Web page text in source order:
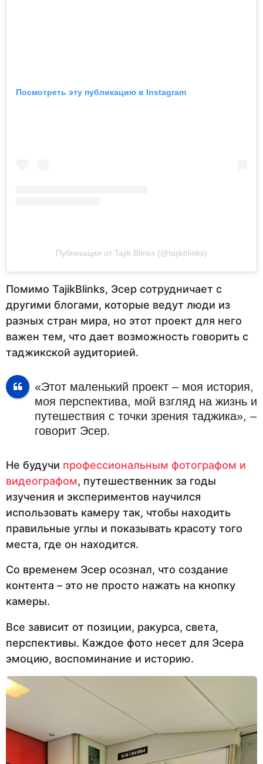
Посмотреть эту публикацию в Instagram
Публикация от Tajik Blinks (@tajikblinks)
Помимо TajikBlinks, Эсер сотрудничает с
другими блогами, которые ведут люди из
разных стран мира, но этот проект для него
важен тем, что дает возможность говорить с
таджикской аудиторией.
«Этот маленький проект – моя история,
моя перспектива, мой взгляд на жизнь и
путешествия с точки зрения таджика», –
говорит Эсер.
Не будучи профессиональным фотографом и
видеографом, путешественник за годы
изучения и экспериментов научился
использовать камеру так, чтобы находить
правильные углы и показывать красоту того
места, где он находится.
Со временем Эсер осознал, что создание
контента – это не просто нажать на кнопку
камеры.
Все зависит от позиции, ракурса, света,
перспективы. Каждое фото несет для Эсера
эмоцию, воспоминание и историю.